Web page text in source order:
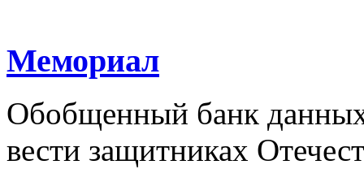
Мемориал
Обобщенный банк
вести защитниках